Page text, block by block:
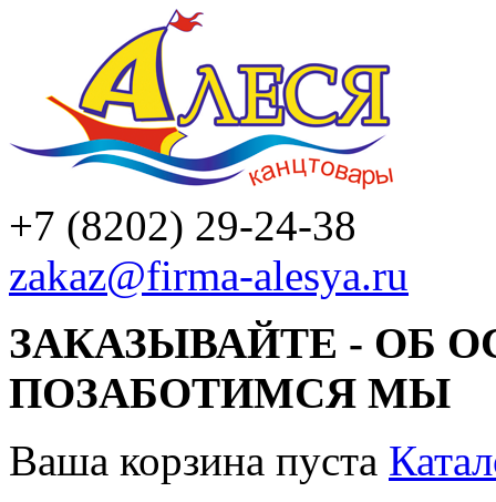
+7 (8202) 29-24-38
zakaz@firma-alesya.ru
ЗАКАЗЫВАЙТЕ - ОБ
ПОЗАБОТИМСЯ МЫ
Ваша корзина пуста